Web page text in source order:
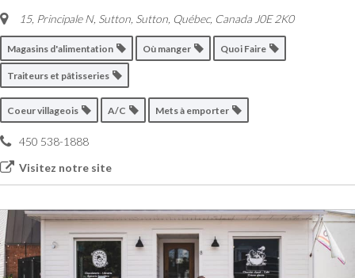
15, Principale N, Sutton Sutton, Québec, Canada J0E 2K0
Magasins d'alimentation Où manger Quoi Faire
Traiteurs et pâtisseries
Coeur villageois A/C Mets à emporter
450 538-1888
Visitez notre site